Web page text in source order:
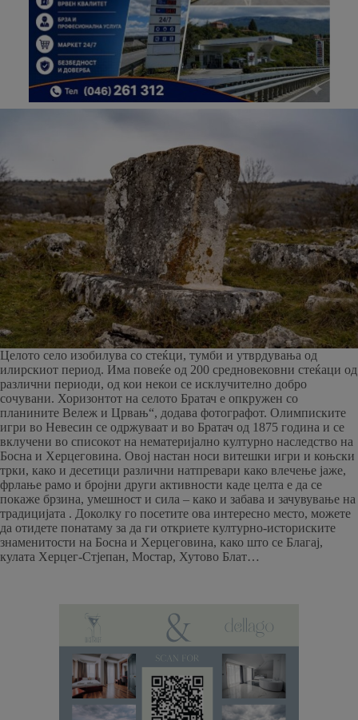
Целото село изобилува со стеќци, тумби и утврдувања од
илирскиот период. Има повеќе од 200 средновековни стеќаци од
различни периоди, од кои некои се исклучително добро
сочувани. Хоризонтот на селото Братач е опкружен со
планините Вележ и Црвањ“, додава фотографот. Олимписките
игри во Невесин се одржуваат и во Братач од 1875 година и се
вклучени во списокот на нематеријално културно наследство на
Босна и Херцеговина. Овој настан носи витешки игри и коњски
трки, како и десетици различни натпревари како влечење јаже,
фрлање рамо и бројни други активности каде целта е да се
покаже брзина, умешност и сила – како и забава и зачувување на
традицијата . Доколку го посетите ова интересно место, можете
да отидете понатаму за да ги откриете културно-историските
знаменитости на Босна и Херцеговина, како што се Благај,
кулата Херцег-Стјепан, Мостар, Хутово Блат…